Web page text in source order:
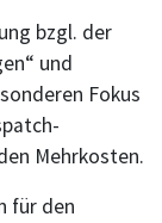
bzgl. der
und
Fokus
Mehrkosten.
für den